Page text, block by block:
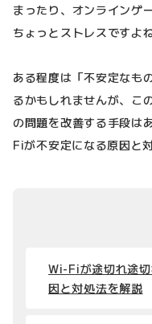
まったり、オンラインゲ
ちょっとストレスですよね
ある程度は「不安定なも
るかもしれませんが、こ
の問題を改善する手段は
Fiが不安定になる原因と
Wi-Fiが途切れ途
因と対処法を解説